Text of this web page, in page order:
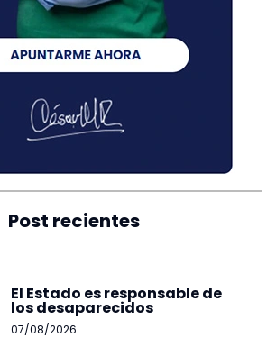
Post recientes
El Estado es responsable de
los desaparecidos
07/08/2026